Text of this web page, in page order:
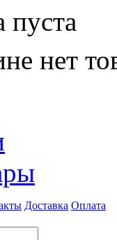
пуста
нет
Доставка Оплата